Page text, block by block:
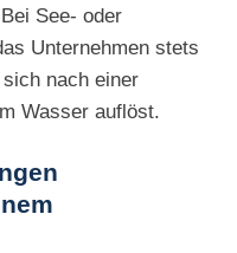
See- oder
Unternehmen stets
nach einer
Wasser auflöst.